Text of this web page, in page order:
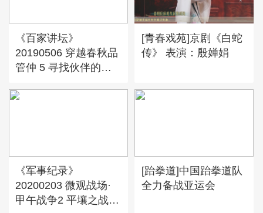
《百家讲坛》
20190506 穿越春秋品
管仲 5 寻找伙伴的良
[青春戏苑]京剧《白蛇
传》 表演：殷婵娟
《军事纪录》
20200203 微观战场·
甲午战争2 平壤之战
[跆拳道]中国跆拳道队
全力备战亚运会